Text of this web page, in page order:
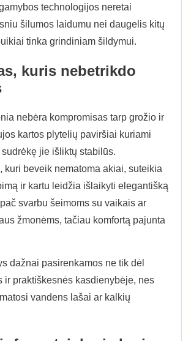
technologijos neretai
šilumos laidumu nei daugelis kitų
tinka grindiniam šildymui.
kuris nebetrikdo
nebėra kompromisas tarp grožio ir
kartos plytelių paviršiai kuriami
jie išliktų stabilūs.
kuri beveik nematoma akiai, suteikia
ir kartu leidžia išlaikyti elegantišką
svarbu šeimoms su vaikais ar
žmonėms, tačiau komfortą pajunta
dažnai pasirenkamos ne tik dėl
ir praktiškesnės kasdienybėje, nes
vandens lašai ar kalkių